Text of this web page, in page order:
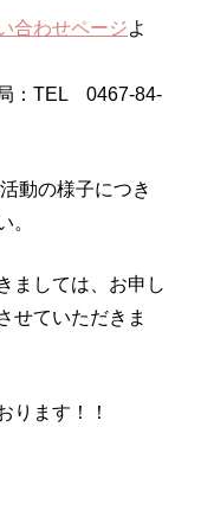
合わせページよ
：TEL 0467-84-
動の様子につき
。
ましては、お申し
せていただきま
ります！！